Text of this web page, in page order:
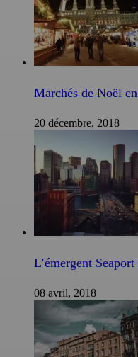
Marchés de Noël
20 décembre, 2018
L’émergent
08 avril, 2018